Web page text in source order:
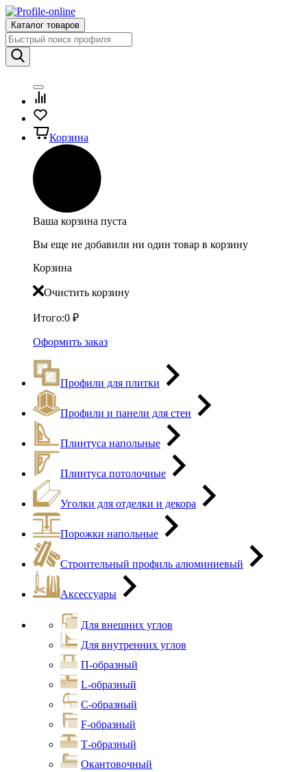
Каталог товаров
Корзина
Ваша корзина пуста
Вы еще не добавили ни один товар в корзину
Корзина
Очистить корзину
Итого:0 ₽
Оформить заказ
Профили для плитки
Профили и панели для стен
Плинтуса напольные
Плинтуса потолочные
Уголки для отделки и декора
Порожки напольные
Строительный профиль алюминиевый
Аксессуары
Для внешних углов
Для внутренних углов
П-образный
L-образный
С-образный
F-образный
Т-образный
Окантовочный